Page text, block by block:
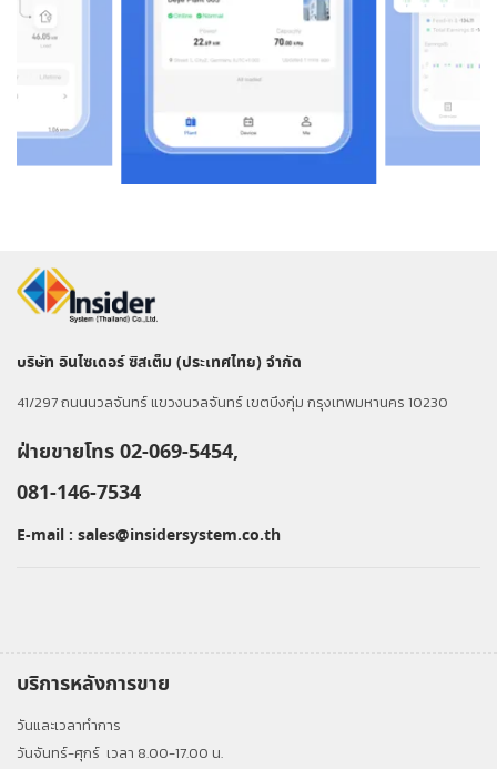
บริษัท อินไซเดอร์ ซิสเต็ม (ประเทศไทย) จำกัด
41/297 ถนนนวลจันทร์ แขวงนวลจันทร์ เขตบึงกุ่ม กรุงเทพมหานคร 10230
ฝ่ายขายโทร 02-069-5454,
081-146-7534
E-mail : sales@insidersystem.co.th
บริการหลังการขาย
วันและเวลาทำการ
วันจันทร์-ศุกร์ เวลา 8.00-17.00 น.